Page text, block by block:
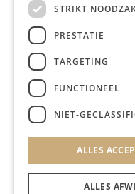
Geen
STRIKT
PRESTATIE
TARGETING
FUNCTIONEEL
NIET-
ALLES
ALLES